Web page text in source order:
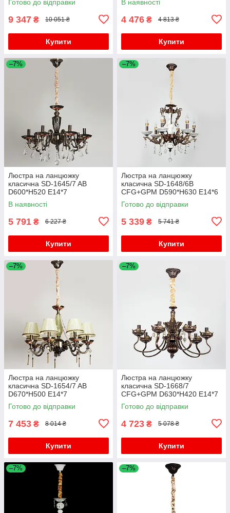
Готово до відправки
9 347 ₴ 10 051 ₴
Купити
В наявності
4 476 ₴ 4 813 ₴
Купити
–7%
Люстра на ланцюжку
класична SD-1645/7 AB
D600*H520 E14*7
В наявності
5 791 ₴ 6 227 ₴
Купити
–7%
Люстра на ланцюжку
класична SD-1648/6B
CFG+GPM D590*H630 E14*6
Готово до відправки
5 339 ₴ 5 741 ₴
Купити
–7%
Люстра на ланцюжку
класична SD-1654/7 AB
D670*H500 E14*7
Готово до відправки
7 453 ₴ 8 014 ₴
Купити
–7%
Люстра на ланцюжку
класична SD-1668/7
CFG+GPM D630*H420 E14*7
Готово до відправки
4 723 ₴ 5 078 ₴
Купити
–7% –7%